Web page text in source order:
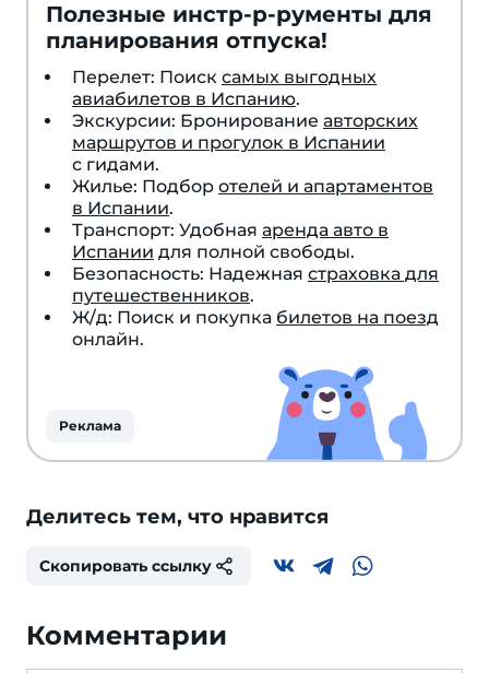
Полезные инстр-р-рументы для
планирования отпуска!
Перелет: Поиск самых выгодных
авиабилетов в Испанию.
Экскурсии: Бронирование авторских
маршрутов и прогулок в Испании
с гидами.
Жилье: Подбор отелей и апартаментов
в Испании.
Транспорт: Удобная аренда авто в
Испании для полной свободы.
Безопасность: Надежная страховка для
путешественников.
Ж/д: Поиск и покупка билетов на поезд
онлайн.
Реклама
Делитесь тем, что нравится
Скопировать ссылку
Комментарии